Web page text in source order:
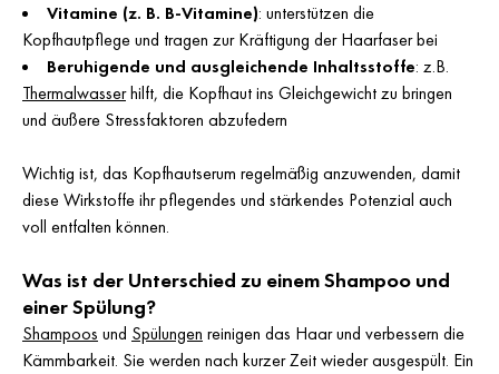
Vitamine (z. B. B-Vitamine): unterstützen die
Kopfhautpflege und tragen zur Kräftigung der Haarfaser bei
Beruhigende und ausgleichende Inhaltsstoffe: z.B.
Thermalwasserhilft, die Kopfhaut ins Gleichgewicht zu bringen
und äußere Stressfaktoren abzufedern
Wichtig ist, das Kopfhautserum regelmäßig anzuwenden, damit
diese Wirkstoffe ihr pflegendes und stärkendes Potenzial auch
voll entfalten können.
Was ist der Unterschied zu einem Shampoo und
einer Spülung?
Shampoos und Spülungen reinigen das Haar und verbessern die
Kämmbarkeit. Sie werden nach kurzer Zeit wieder ausgespült. Ein